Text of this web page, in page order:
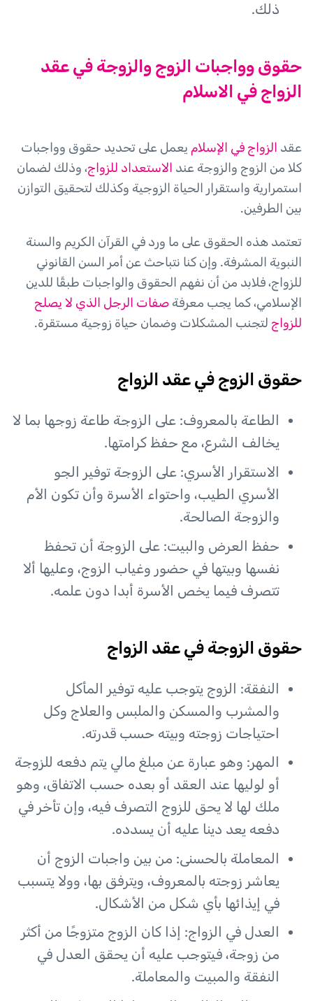
ذلك.
حقوق وواجبات الزوج والزوجة في عقد
الزواج في الاسلام
عقد الزواج في الإسلام يعمل على تحديد حقوق وواجبات
كلا من الزوج والزوجة عند الاستعداد للزواج، وذلك لضمان
استمرارية واستقرار الحياة الزوجية وكذلك لتحقيق التوازن
بين الطرفين.
تعتمد هذه الحقوق على ما ورد في القرآن الكريم والسنة
النبوية المشرفة. وإن كنا نتباحث عن أمر السن القانوني
للزواج، فلابد من أن نفهم الحقوق والواجبات طبقًا للدين
الإسلامي، كما يجب معرفة صفات الرجل الذي لا يصلح
للزواج لتجنب المشكلات وضمان حياة زوجية مستقرة.
حقوق الزوج في عقد الزواج
الطاعة بالمعروف: على الزوجة طاعة زوجها بما لا
يخالف الشرع، مع حفظ كرامتها.
الاستقرار الأسري: على الزوجة توفير الجو
الأسري الطيب، واحتواء الأسرة وأن تكون الأم
والزوجة الصالحة.
حفظ العرض والبيت: على الزوجة أن تحفظ
نفسها وبيتها في حضور وغياب الزوج، وعليها ألا
تتصرف فيما يخص الأسرة أبدا دون علمه.
حقوق الزوجة في عقد الزواج
النفقة: الزوج يتوجب عليه توفير المأكل
والمشرب والمسكن والملبس والعلاج وكل
احتياجات زوجته وبيته حسب قدرته.
المهر: وهو عبارة عن مبلغ مالي يتم دفعه للزوجة
أو لوليها عند العقد أو بعده حسب الاتفاق، وهو
ملك لها لا يحق للزوج التصرف فيه، وإن تأخر في
دفعه يعد دينا عليه أن يسدده.
المعاملة بالحسنى: من بين واجبات الزوج أن
يعاشر زوجته بالمعروف، ويترفق بها، وولا يتسبب
في إيذائها بأي شكل من الأشكال.
العدل في الزواج: إذا كان الزوج متزوجًا من أكثر
من زوجة، فيتوجب عليه أن يحقق العدل في
النفقة والمبيت والمعاملة.